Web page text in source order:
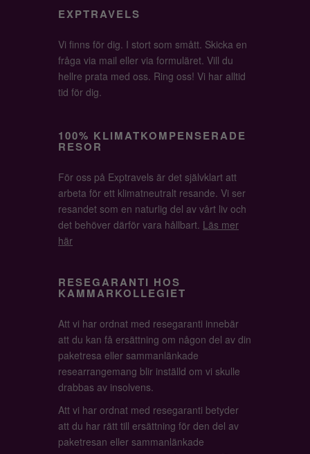
EXPTRAVELS
Vi finns för dig. I stort som smått. Skicka en
fråga via mail eller via formuläret. Vill du
hellre prata med oss. Ring oss! Vi har alltid
tid för dig.
100% KLIMATKOMPENSERADE
RESOR
För oss på Exptravels är det självklart att
arbeta för ett klimatneutralt resande. Vi ser
resandet som en naturlig del av vårt liv och
det behöver därför vara hållbart. Läs mer
här
RESEGARANTI HOS
KAMMARKOLLEGIET
Att vi har ordnat med resegaranti innebär
att du kan få ersättning om någon del av din
paketresa eller sammanlänkade
researrangemang blir inställd om vi skulle
drabbas av insolvens.
Att vi har ordnat med resegaranti betyder
att du har rätt till ersättning för den del av
paketresan eller sammanlänkade